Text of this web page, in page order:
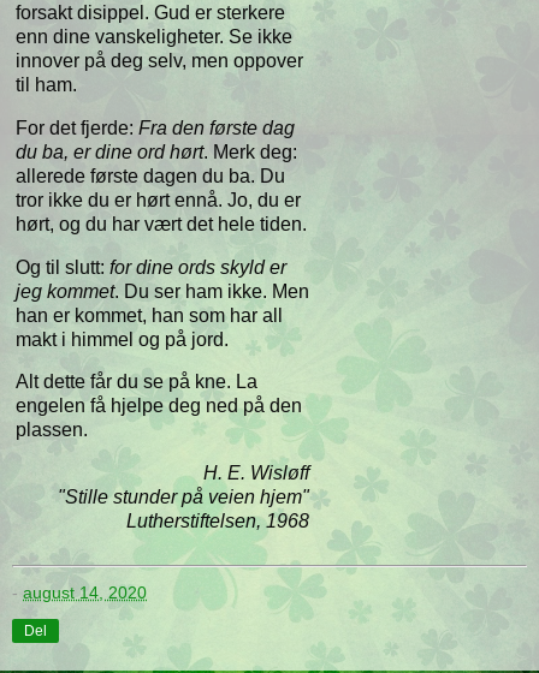
forsakt disippel. Gud er sterkere
enn dine vanskeligheter. Se ikke
innover på deg selv, men oppover
til ham.
For det fjerde: Fra den første dag
du ba, er dine ord hørt. Merk deg:
allerede første dagen du ba. Du
tror ikke du er hørt ennå. Jo, du er
hørt, og du har vært det hele tiden.
Og til slutt: for dine ords skyld er
jeg kommet. Du ser ham ikke. Men
han er kommet, han som har all
makt i himmel og på jord.
Alt dette får du se på kne. La
engelen få hjelpe deg ned på den
plassen.
H. E. Wisløff
"Stille stunder på veien hjem"
Lutherstiftelsen, 1968
- august 14, 2020
Del